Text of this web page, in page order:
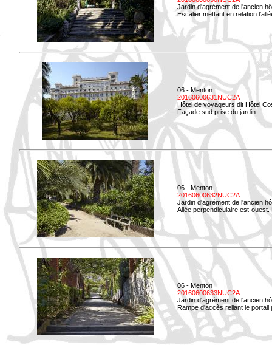
Jardin d'agrément de l'ancien
Escalier mettant en relation
06 - Menton
20160600631NUC2A
Hôtel de voyageurs dit Hôtel
Façade sud prise du jardin.
06 - Menton
20160600632NUC2A
Jardin d'agrément de l'ancien
Allée perpendiculaire est-ouest.
06 - Menton
20160600633NUC2A
Jardin d'agrément de l'ancien
Rampe d'accès reliant le portail